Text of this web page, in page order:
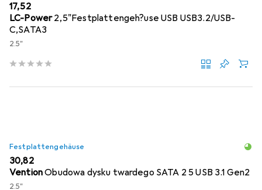
EUR
17,52
LC-Power2,5"Festplattengeh?use USB USB3.2/USB-
C,SATA3
2.5"
Festplattengehäuse
EUR
30,82
VentionObudowa dysku twardego SATA 2 5 USB 3.1 Gen2
2.5"